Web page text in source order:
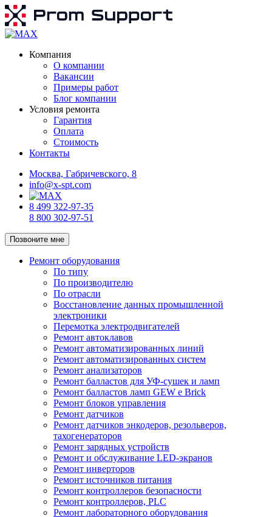
Компания
О компании
Вакансии
Примеры работ
Блог компании
Условия ремонта
Гарантия
Оплата
Стоимость
Контакты
Москва, Габричевского, 8
info@x-spt.com
8 499 322-97-35
8 800 302-97-51
Позвоните мне
Ремонт оборудования
По типу
По производителю
По отрасли
Восстановление данных промышленной
электроники
Перемотка электродвигателей
Ремонт автоклавов
Ремонт автоматизированных линий
Ремонт автоматизированных систем
Ремонт анализаторов
Ремонт балластов для УФ-сушек и ламп
Ремонт балластов ламп GEW e Brick
Ремонт блоков управления
Ремонт датчиков
Ремонт датчиков энкодеров, резольверов,
тахогенераторов
Ремонт зарядных устройств
Ремонт и обслуживание LED-экранов
Ремонт инверторов
Ремонт источников питания
Ремонт контроллеров безопасности
Ремонт контроллеров, PLC
Ремонт лабораторного оборудования